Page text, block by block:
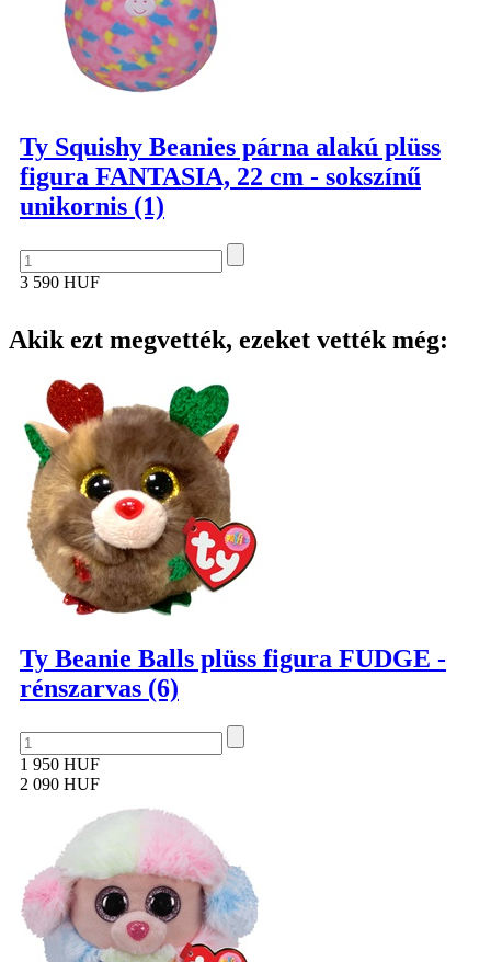
Ty Squishy Beanies párna alakú plüss
figura FANTASIA, 22 cm - sokszínű
unikornis (1)
3 590 HUF
Akik ezt megvették, ezeket vették még:
Ty Beanie Balls plüss figura FUDGE -
rénszarvas (6)
1 950 HUF
2 090 HUF